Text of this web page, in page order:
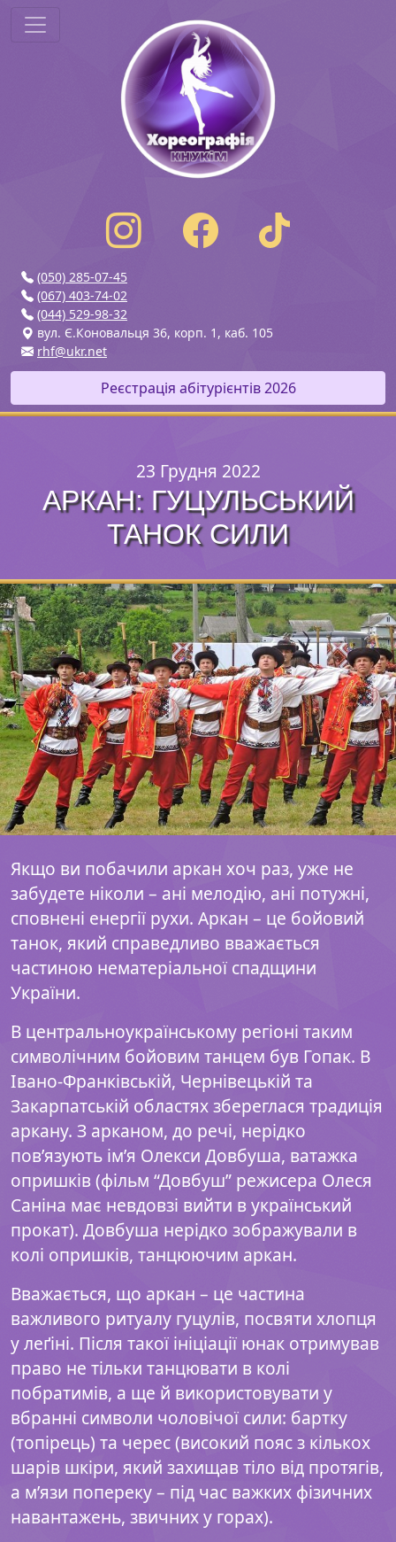
(050) 285-07-45
(067) 403-74-02
(044) 529-98-32
вул. Є.Коновальця 36, корп. 1, каб. 105
rhf@ukr.net
Реєстрація абітурієнтів 2026
23 Грудня 2022
АРКАН: ГУЦУЛЬСЬКИЙ
ТАНОК СИЛИ
Якщо ви побачили аркан хоч раз, уже не
забудете ніколи – ані мелодію, ані потужні,
сповнені енергії рухи. Аркан – це бойовий
танок, який справедливо вважається
частиною нематеріальної спадщини
України.
В центральноукраїнському регіоні таким
символічним бойовим танцем був Гопак. В
Івано-Франківській, Чернівецькій та
Закарпатській областях збереглася традиція
аркану. З арканом, до речі, нерідко
пов’язують ім’я Олекси Довбуша, ватажка
опришків (фільм “Довбуш” режисера Олеся
Саніна має невдовзі вийти в український
прокат). Довбуша нерідко зображували в
колі опришків, танцюючим аркан.
Вважається, що аркан – це частина
важливого ритуалу гуцулів, посвяти хлопця
у леґіні. Після такої ініціації юнак отримував
право не тільки танцювати в колі
побратимів, а ще й використовувати у
вбранні символи чоловічої сили: бартку
(топірець) та черес (високий пояс з кількох
шарів шкіри, який захищав тіло від протягів,
а м’язи попереку – під час важких фізичних
навантажень, звичних у горах).